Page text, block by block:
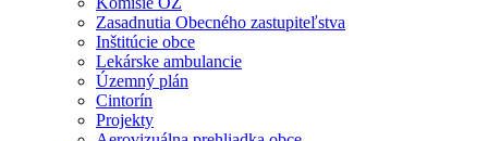
Zasadnutia Obecného zastupiteľstva
Inštitúcie obce
Lekárske ambulancie
Územný plán
Cintorín
Projekty